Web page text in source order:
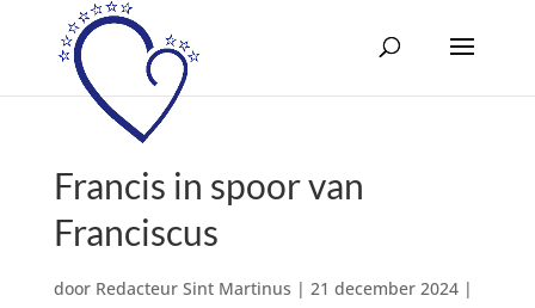
Francis in spoor van
Franciscus
door Redacteur Sint Martinus | 21 december 2024|